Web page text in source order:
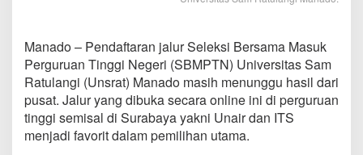
e
b
i
h
i
K
o
u
Manado – Pendaftaran jalur Seleksi Bersama Masuk
Perguruan Tinggi Negeri (SBMPTN) Universitas Sam
Ratulangi (Unsrat) Manado masih menunggu hasil dari
pusat. Jalur yang dibuka secara online ini di perguruan
tinggi semisal di Surabaya yakni Unair dan ITS
menjadi favorit dalam pemilihan utama.